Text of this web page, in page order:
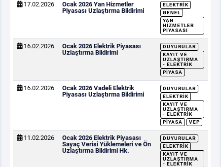
17.02.2026
Ocak 2026 Yan Hizmetler
Piyasası Uzlaştırma Bildirimi
ELEKTRIK
GENEL
YAN
HIZMETLER
PIYASASI
16.02.2026
Ocak 2026 Elektrik Piyasası
Uzlaştırma Bildirimi
DUYURULAR
KAYIT VE
UZLAŞTIRMA
- ELEKTRIK
PIYASA
16.02.2026
Ocak 2026 Vadeli Elektrik
Piyasası Uzlaştırma Bildirimi
DUYURULAR
ELEKTRIK
KAYIT VE
UZLAŞTIRMA
- ELEKTRIK
PIYASA
VEP
11.02.2026
Ocak 2026 Elektrik Piyasası
Sayaç Verisi Yüklemeleri ve Ön
Uzlaştırma Bildirimi Hk.
DUYURULAR
ELEKTRIK
KAYIT VE
UZLAŞTIRMA
- ELEKTRIK